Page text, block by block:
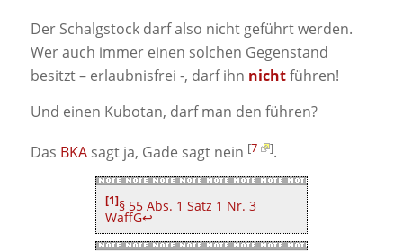
Der Schalgstock darf also nicht geführt werden.
Wer auch immer einen solchen Gegenstand
besitzt – erlaubnisfrei -, darf ihn nichtführen!
Und einen Kubotan, darf man den führen?
Das BKAsagt ja, Gade sagt nein [7 ].
[1]§ 55 Abs. 1 Satz 1 Nr. 3
WaffG↩